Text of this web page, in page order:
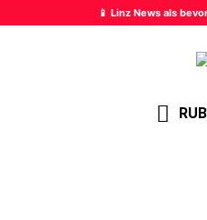
📱 Linz News als